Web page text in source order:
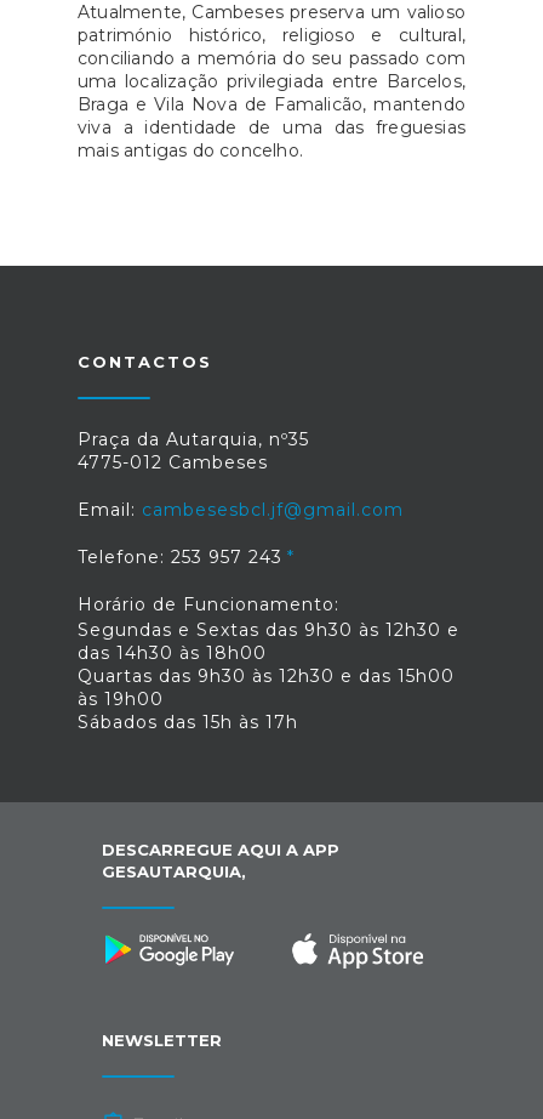
Atualmente, Cambeses preserva um valioso
património histórico, religioso e cultural,
conciliando a memória do seu passado com
uma localização privilegiada entre Barcelos,
Braga e Vila Nova de Famalicão, mantendo
viva a identidade de uma das freguesias
mais antigas do concelho.
CONTACTOS
Praça da Autarquia, nº35
4775-012 Cambeses
Email: cambesesbcl.jf@gmail.com
Telefone: 253 957 243
Horário de Funcionamento:
Segundas e Sextas das 9h30 às 12h30 e
das 14h30 às 18h00
Quartas das 9h30 às 12h30 e das 15h00
às 19h00
Sábados das 15h às 17h
DESCARREGUE AQUI A APP
GESAUTARQUIA,
NEWSLETTER